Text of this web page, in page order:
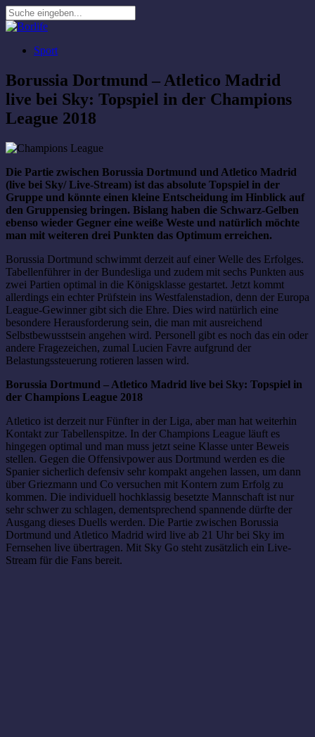
Sport
Borussia Dortmund – Atletico Madrid
live bei Sky: Topspiel in der Champions
League 2018
Die Partie zwischen Borussia Dortmund und Atletico Madrid
(live bei Sky/ Live-Stream) ist das absolute Topspiel in der
Gruppe und könnte einen kleine Entscheidung im Hinblick auf
den Gruppensieg bringen. Bislang haben die Schwarz-Gelben
ebenso wieder Gegner eine weiße Weste und natürlich möchte
man mit weiteren drei Punkten das Optimum erreichen.
Borussia Dortmund schwimmt derzeit auf einer Welle des Erfolges.
Tabellenführer in der Bundesliga und zudem mit sechs Punkten aus
zwei Partien optimal in die Königsklasse gestartet. Jetzt kommt
allerdings ein echter Prüfstein ins Westfalenstadion, denn der Europa
League-Gewinner gibt sich die Ehre. Dies wird natürlich eine
besondere Herausforderung sein, die man mit ausreichend
Selbstbewusstsein angehen wird. Personell gibt es noch das ein oder
andere Fragezeichen, zumal Lucien Favre aufgrund der
Belastungssteuerung rotieren lassen wird.
Borussia Dortmund – Atletico Madrid live bei Sky: Topspiel in
der Champions League 2018
Atletico ist derzeit nur Fünfter in der Liga, aber man hat weiterhin
Kontakt zur Tabellenspitze. In der Champions League läuft es
hingegen optimal und man muss jetzt seine Klasse unter Beweis
stellen. Gegen die Offensivpower aus Dortmund werden es die
Spanier sicherlich defensiv sehr kompakt angehen lassen, um dann
über Griezmann und Co versuchen mit Kontern zum Erfolg zu
kommen. Die individuell hochklassig besetzte Mannschaft ist nur
sehr schwer zu schlagen, dementsprechend spannende dürfte der
Ausgang dieses Duells werden. Die Partie zwischen Borussia
Dortmund und Atletico Madrid wird live ab 21 Uhr bei Sky im
Fernsehen live übertragen. Mit Sky Go steht zusätzlich ein Live-
Stream für die Fans bereit.